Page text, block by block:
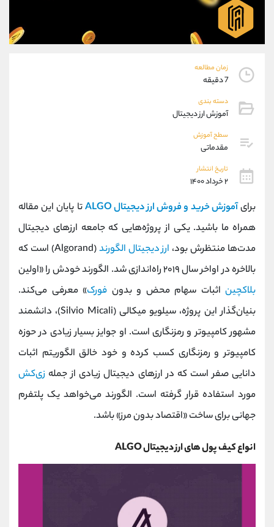
زمان مطالعه
7 دقیقه
دسته بندی
آموزش ارز دیجیتال
سطح آموزش
مقدماتی
تاریخ انتشار
۲ خرداد ۱۴۰۰
برایآموزش خرید و فروش ارز دیجیتال ALGO
تا پایان این مقاله
همراه ما باشید. یکی از پروژه‌هایی که جامعه ارزهای دیجیتال
مدت‌ها منتظرش بود، ارز دیجیتال الگورند
(Algorand) است که
بالاخره در اواخر سال ۲۰۱۹ راه‌اندازی شد. الگورند خودش را «اولین
بلاکچین اثبات سهام محض و بدون فورک» معرفی می‌کند.
بنیان‌گذار این پروژه، سیلویو میکالی (Silvio Micali)، دانشمند
مشهور کامپیوتر و رمزنگاری است. او جوایز بسیار زیادی در حوزه
کامپیوتر و رمزنگاری کسب کرده و خود خالق الگوریتم اثبات
دانایی صفر است که در ارزهای دیجیتال زیادی از جمله زی‌کش
مورد استفاده قرار گرفته است. الگورند می‌خواهد یک پلتفرم
جهانی برای ساخت «اقتصاد بدون مرز» باشد.
انواع کیف پول های ارز دیجیتال ALGO
واتساپ
تلگرام @Armteam_admin_103
پشتیبان فروش
موبایل
واتساپ
داخلی
اطلاعات تماس (دفتر فروش)
تلفن 021-22021030
بدون پیش شماره 90001030
اینستاگرام @alireza.mehrabii
کانال تلگرام @alirezamehrabi_com